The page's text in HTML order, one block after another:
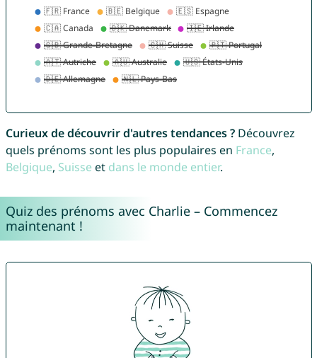
Curieux de découvrir d'autres tendances ?Découvrez
quels prénoms sont les plus populaires en France,
Belgique, Suisse et dans le monde entier.
Quiz des prénoms avec Charlie – Commencez
maintenant !